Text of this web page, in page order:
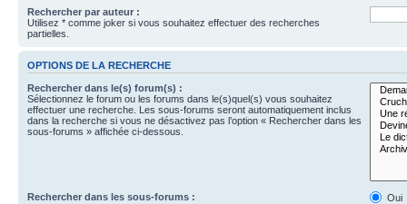
Rechercher par auteur :
Utilisez * comme joker si vous souhaitez effectuer des recherches
partielles.
OPTIONS DE LA RECHERCHE
Rechercher dans le(s) forum(s) :
Sélectionnez le forum ou les forums dans le(s)quel(s) vous souhaitez
effectuer une recherche. Les sous-forums seront automatiquement inclus
dans la recherche si vous ne désactivez pas l’option « Rechercher dans les
sous-forums » affichée ci-dessous.
Rechercher dans les sous-forums :
Oui